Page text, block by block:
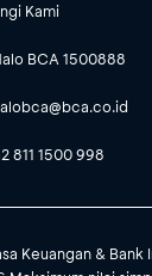
Kami
BCA 1500888
811 1500 998
Keuangan & Bank